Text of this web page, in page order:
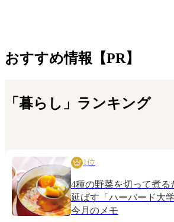
おすすめ情報【PR】
「暮らし」ランキング
1位
4種の野菜を切って煮る
延ばす「ハーバード大
今月のメモ